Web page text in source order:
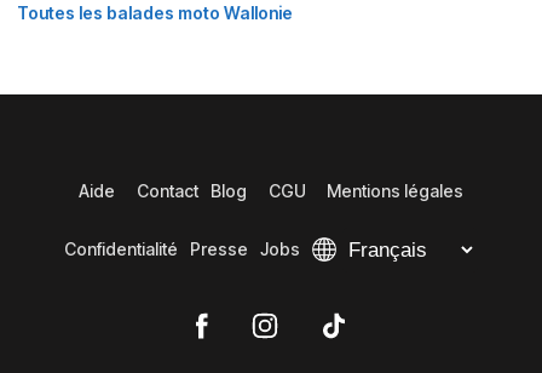
Toutes les balades moto Wallonie
Aide Contact Blog CGU Mentions légales
Confidentialité Presse Jobs